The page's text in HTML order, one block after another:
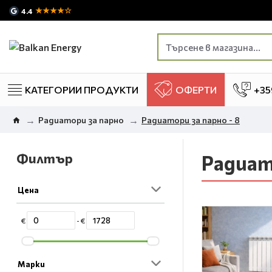
4.4 ★★★★☆
КАТЕГОРИИ ПРОДУКТИ ОФЕРТИ
Радиатори за парно Радиатори за парно - 8
Филтър
Цена
€ - €
Марки